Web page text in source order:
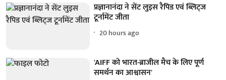
प्रज्ञानानंदा ने सेंट लुइस रैपिड एवं ब्लिट्ज
टूर्नामेंट जीता
20 hours ago
'AIFF को भारत-ब्राजील मैच के लिए पूर्ण
समर्थन का आश्वासन'